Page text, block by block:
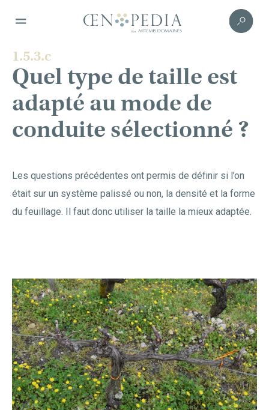
1.5.3.c
Quel type de taille est
adapté au mode de
conduite sélectionné ?
Les questions précédentes ont permis de définir si l’on
était sur un système palissé ou non, la densité et la forme
du feuillage. Il faut donc utiliser la taille la mieux adaptée.